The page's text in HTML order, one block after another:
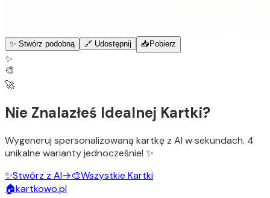
✨ Stwórz podobną 🔗 Udostępnij 📥 Pobierz
✨
🎨
🚀
Nie Znalazłeś Idealnej Kartki?
Wygeneruj spersonalizowaną kartkę z AI w sekundach. 4
unikalne wariantyjednocześnie! ✨
✨Stwórz z AI→🎨Wszystkie Kartki
🏠kartkowo.pl